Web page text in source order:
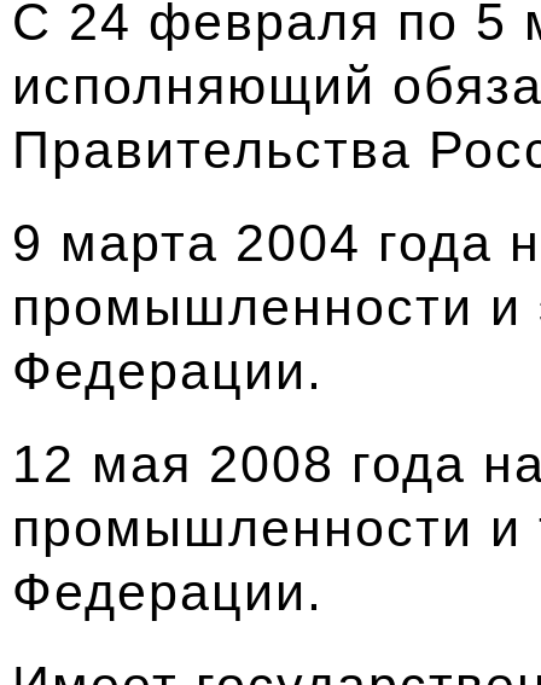
С 24 февраля по 5
исполняющий
Правительства
9 марта 2004 года
промышленности и
Федерации.
12 мая 2008 года
промышленности и
Федерации.